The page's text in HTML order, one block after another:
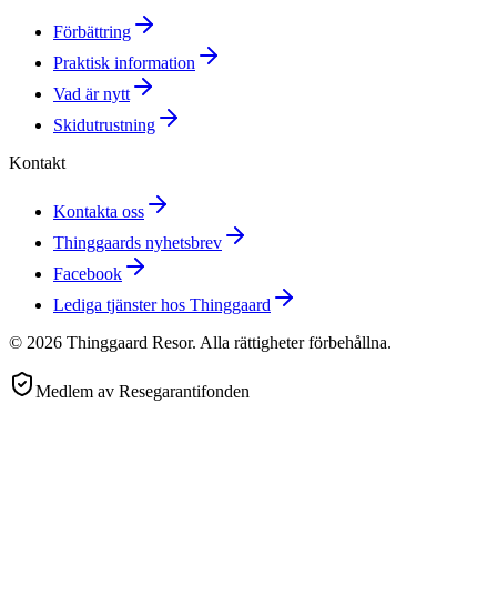
Förbättring
Praktisk information
Vad är nytt
Skidutrustning
Kontakt
Kontakta oss
Thinggaards nyhetsbrev
Facebook
Lediga tjänster hos Thinggaard
© 2026 Thinggaard Resor. Alla rättigheter förbehållna.
Medlem av Resegarantifonden